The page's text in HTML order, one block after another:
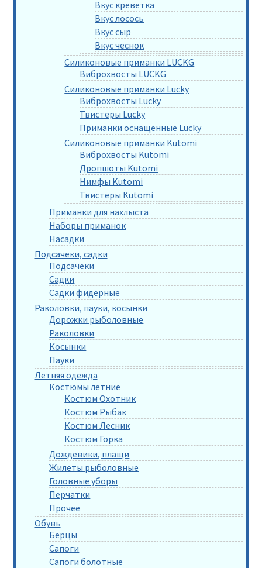
Вкус креветка
Вкус лосось
Вкус сыр
Вкус чеснок
Силиконовые приманки LUCKG
Виброхвосты LUCKG
Силиконовые приманки Lucky
Виброхвосты Lucky
Твистеры Lucky
Приманки оснащенные Lucky
Силиконовые приманки Kutomi
Виброхвосты Kutomi
Дропшоты Kutomi
Нимфы Kutomi
Твистеры Kutomi
Приманки для нахлыста
Наборы приманок
Насадки
Подсачеки, садки
Подсачеки
Садки
Садки фидерные
Раколовки, пауки, косынки
Дорожки рыболовные
Раколовки
Косынки
Пауки
Летняя одежда
Костюмы летние
Костюм Охотник
Костюм Рыбак
Костюм Лесник
Костюм Горка
Дождевики, плащи
Жилеты рыболовные
Головные уборы
Перчатки
Прочее
Обувь
Берцы
Сапоги
Сапоги болотные